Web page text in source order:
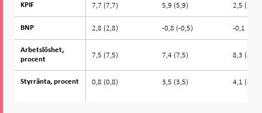
KPIF
BNP
Arbetslöshet,
procent
Styrränta, procent
KPIF 7,7 (7,7) 5,9 (5,9) 2,5 (2,4)
BNP 2,8 (2,8) -0,8 (-0,5) -0,1 (0,0)
Arbetslöshet,
procent
7,5 (7,5) 7,4 (7,5) 8,3 (8,2)
Styrränta, procent 0,8 (0,8) 3,5 (3,5) 4,1 (4,1)